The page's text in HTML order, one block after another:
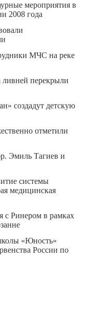
мероприятия в
2008 года
МЧС на реке
перекрыли
создадут детскую
отметили
Эмиль Тагиев и
системы
медицинская
с Ринером в рамках
«Юность»
России по